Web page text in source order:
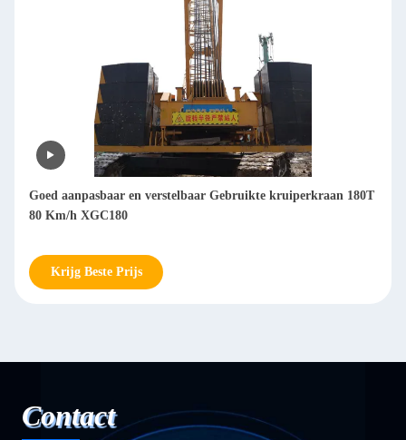
Goed aanpasbaar en verstelbaar Gebruikte kruiperkraan 180T
80 Km/h XGC180
Krijg Beste Prijs
Contact